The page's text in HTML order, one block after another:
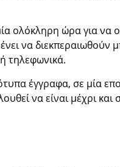
ολόκληρη ώρα για να
να
τηλεφωνικά.
έγγραφα, σε μία
να είναι μέχρι και